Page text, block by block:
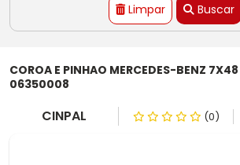
Limpar Buscar
COROA E PINHAO MERCEDES-BENZ 7X48
06350008
CINPAL (0)